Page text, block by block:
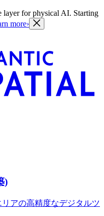
layer for physical AI. Starting
more›
)
アの高精度なデジタルツ